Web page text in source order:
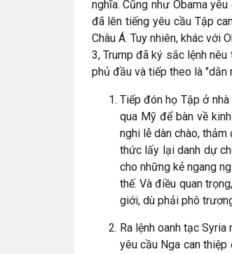
nghĩa. Cũng như Obama
đã lên tiếng yêu cầu Tập
Châu Á. Tuy nhiên, khác với
3, Trump đã ký sắc lệnh
phủ đầu và tiếp theo là "dằn
Tiếp đón họ Tập ở
qua Mỹ để bàn về
nghi lễ dàn chào,
thức lấy lại danh dự
cho những kẻ ngang
thế. Và điều quan
giới, dù phải phô
Ra lệnh oanh tạc
yêu cầu Nga can